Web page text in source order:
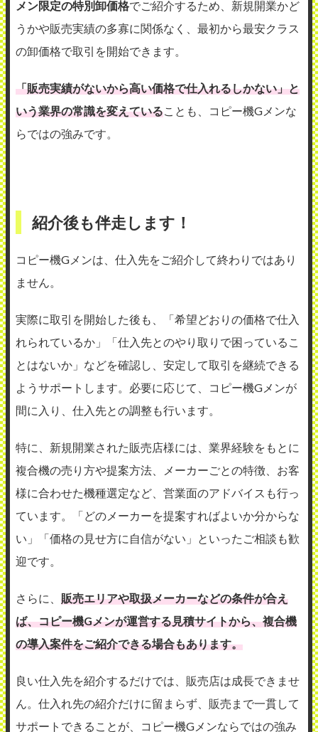
メン限定の特別卸価格でご紹介するため、新規開業かど
うかや販売実績の多寡に関係なく、最初から最安クラス
の卸価格で取引を開始できます。
「販売実績がないから高い価格で仕入れるしかない」と
いう業界の常識を変えていることも、コピー機Gメンな
らではの強みです。
紹介後も伴走します！
コピー機Gメンは、仕入先をご紹介して終わりではあり
ません。
実際に取引を開始した後も、「希望どおりの価格で仕入
れられているか」「仕入先とのやり取りで困っているこ
とはないか」などを確認し、安定して取引を継続できる
ようサポートします。必要に応じて、コピー機Gメンが
間に入り、仕入先との調整も行います。
特に、新規開業された販売店様には、業界経験をもとに
複合機の売り方や提案方法、メーカーごとの特徴、お客
様に合わせた機種選定など、営業面のアドバイスも行っ
ています。「どのメーカーを提案すればよいか分からな
い」「価格の見せ方に自信がない」といったご相談も歓
迎です。
さらに、 販売エリアや取扱メーカーなどの条件が合え
ば、コピー機Gメンが運営する見積サイトから、複合機
の導入案件をご紹介できる場合もあります。
良い仕入先を紹介するだけでは、販売店は成長できませ
ん。仕入れ先の紹介だけに留まらず、販売まで一貫して
サポートできることが、コピー機Gメンならではの強み